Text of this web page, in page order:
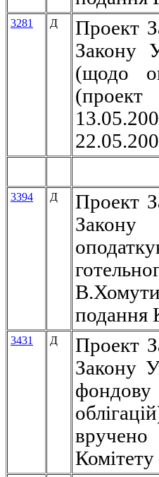
3281 Д
Проект
Закону
(щодо
(проект
3394 Д
Проект
подання
3431 Д
Проект
Закону